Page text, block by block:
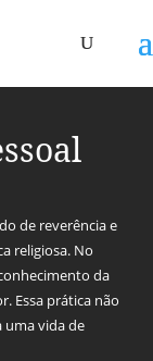
de reverência e
religiosa. No
da
Essa prática não
uma vida de